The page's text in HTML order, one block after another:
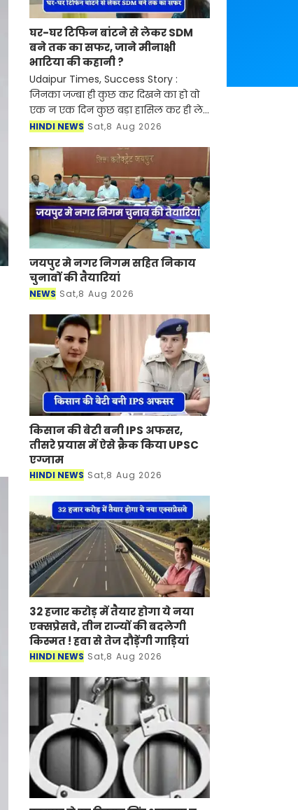
घर-घर टिफिन बांटने से लेकर SDM
बने तक का सफर, जाने मीनाक्षी
भाटिया की कहानी ?
Udaipur Times, Success Story :
जिनका जज्बा ही कुछ कर दिखने का हो वो
एक न एक दिन कुछ बड़ा हासिल कर ही लेते
है। इंसान की मेहनत मजबूत होनी चाहिए फिर
कर सके। आ हम ऐ
HINDI NEWS Sat,8 Aug 2026
जयपुर मे नगर निगम सहित निकाय
चुनावों की तैयारियां
NEWS Sat,8 Aug 2026
किसान की बेटी बनी IPS अफसर,
तीसरे प्रयास में ऐसे क्रैक किया UPSC
एग्जाम
HINDI NEWS Sat,8 Aug 2026
32 हजार करोड़ में तैयार होगा ये नया
एक्सप्रेसवे, तीन राज्यों की बदलेगी
किस्मत ! हवा से तेज दौड़ेंगी गाड़‍ियां
HINDI NEWS Sat,8 Aug 2026